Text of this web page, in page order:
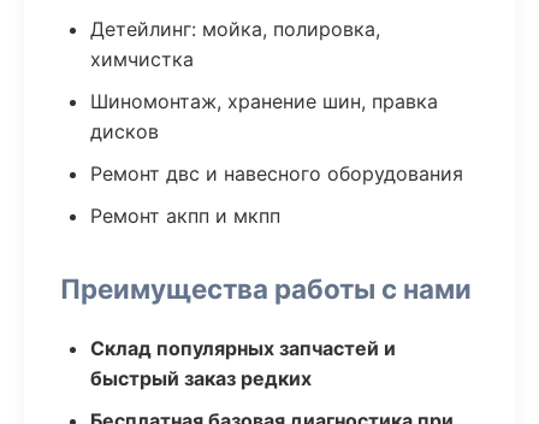
Детейлинг: мойка, полировка,
химчистка
Шиномонтаж, хранение шин, правка
дисков
Ремонт двс и навесного оборудования
Ремонт акпп и мкпп
Преимущества работы с нами
Склад популярных запчастей и
быстрый заказ редких